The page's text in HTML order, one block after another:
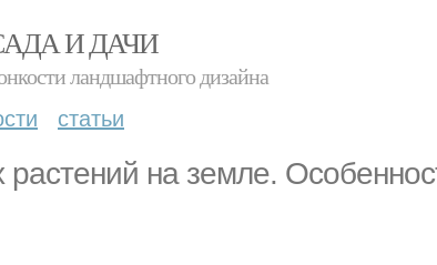
И ДАЧИ
ландшафтного дизайна
статьи
растений на земле.